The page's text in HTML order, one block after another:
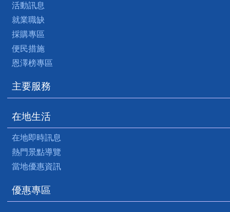
活動訊息
就業職缺
採購專區
便民措施
恩澤榜專區
主要服務
在地生活
在地即時訊息
熱門景點導覽
當地優惠資訊
優惠專區